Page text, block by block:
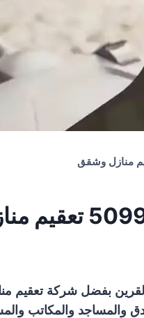
بفضل شركة تعقيم
والمساجد والمكاتب